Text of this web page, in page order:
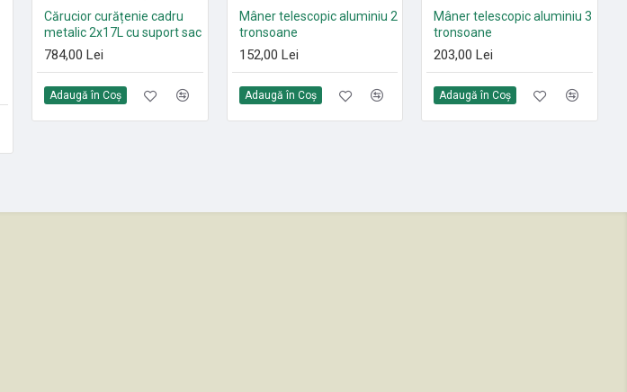
Paduri curățenie poliester
Roșu 305 mm - 530 mm
21,35 Lei
Set 10 saci textili 9 L
HEPA13 Sprintus FLOORY,
T11 EVO, MAXIMUS HEPA,
ERA EVO, ERA TEC
105,00 Lei
Cărucior curățenie cadru
metalic 2x17L cu suport sac
784,00 Lei
Adaugă în Coş
Mâner telescopic aluminiu 2
tronsoane
152,00 Lei
Adaugă în Coş
Mâner telescopic aluminiu 3
tronsoane
203,00 Lei
Adaugă în Coş